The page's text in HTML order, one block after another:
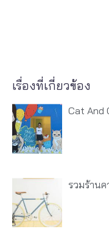
เรื่องที่เกี่ยวข้อง
Cat And
รวมร้านค